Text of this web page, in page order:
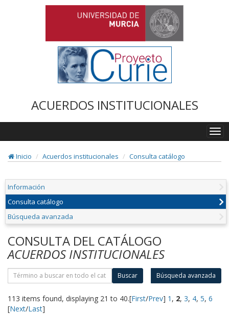
ACUERDOS INSTITUCIONALES
Inicio
Acuerdos institucionales Consulta catálogo
Información
Consulta catálogo
Búsqueda avanzada
CONSULTA DEL CATÁLOGO
ACUERDOS INSTITUCIONALES
Buscar Búsqueda avanzada
113 items found, displaying 21 to 40.[First/Prev] 1 , 2, 3, 4, 5, 6
[Next/Last]